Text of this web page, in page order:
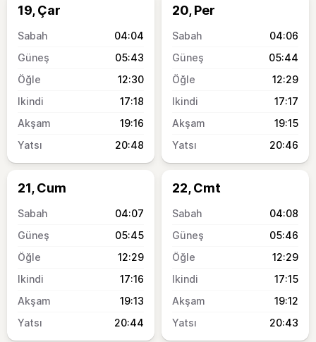
19, Çar
04:04
05:43
12:30
17:18
19:16
20:48
20, Per
04:06
05:44
12:29
17:17
19:15
20:46
21, Cum
04:07
05:45
12:29
17:16
19:13
20:44
22, Cmt
04:08
05:46
12:29
17:15
19:12
20:43